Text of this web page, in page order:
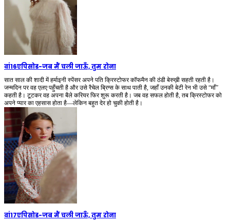
वां16एपिसोड-जब मैं चली जाऊँ, तुम रोना
सात साल की शादी में हर्माइनी स्पेंसर अपने पति क्रिस्टोफर कॉफमैन की ठंडी बेरुख़ी सहती रहती है।
जन्मदिन पर वह एलए पहुँचती है और उसे रैचेल ब्रिग्स के साथ पाती है, जहाँ उनकी बेटी रेन भी उसे “माँ”
कहती है। टूटकर वह अपना बैले करियर फिर शुरू करती है। जब वह सफल होती है, तब क्रिस्टोफर को
अपने प्यार का एहसास होता है—लेकिन बहुत देर हो चुकी होती है।
वां17एपिसोड-जब मैं चली जाऊँ, तुम रोना